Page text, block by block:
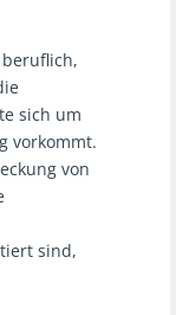
sich um
vorkommt.
von
sind,